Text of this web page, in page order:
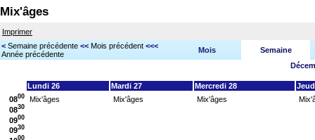
Mix'âges
Imprimer
< Semaine précédente << Mois précédent <<<
Année précédente
Mois
Semaine
Lundi 26 Mardi 27 Mercredi 28
0800
0830
0900
0930
00
Mix'âges Mix'âges Mix'âges